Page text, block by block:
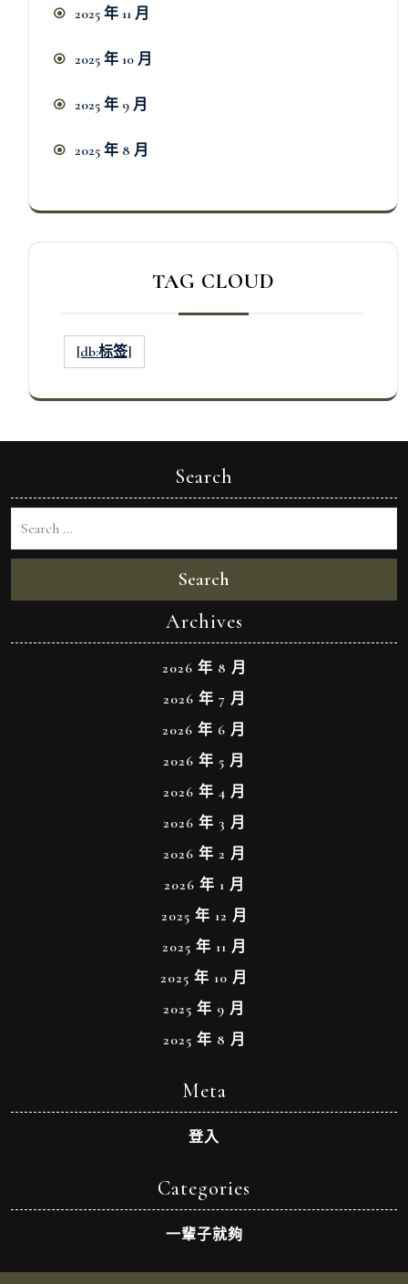
2025 年 11 月
2025 年 10 月
2025 年 9 月
2025 年 8 月
TAG CLOUD
[db:标签]
Search
Search
Archives
2026 年 8 月
2026 年 7 月
2026 年 6 月
2026 年 5 月
2026 年 4 月
2026 年 3 月
2026 年 2 月
2026 年 1 月
2025 年 12 月
2025 年 11 月
2025 年 10 月
2025 年 9 月
2025 年 8 月
Meta
登入
Categories
一輩子就夠